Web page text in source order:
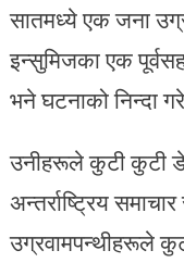
सातमध्ये एक जना
इन्सुमिजका एक
भने घटनाको निन्दा
‍उनीहरूले कुटी कुटी
अन्तर्राष्ट्रिय
उग्रवामपन्थीहरूले